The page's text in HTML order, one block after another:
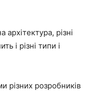
архітектура, різні
і різні типи і
різних розробників